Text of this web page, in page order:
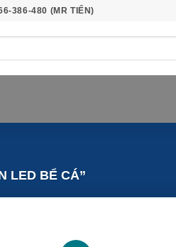
386-480 (MR TIẾN)
LED BỂ CÁ”